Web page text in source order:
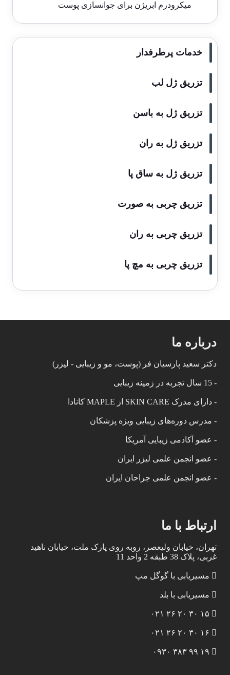
میکرودرم ابریژن برای جوانسازی پوست
خدمات پرطرفدار
تزریق ژل لب
تزریق ژل به باسن
تزریق ژل به ران
تزریق ژل به ساق پا
تزریق چربی به صورت
تزریق چربی به ران
تزریق چربی به مچ پا
درباره ما
دکتر سعید پارسیان فر (پوست، مو و زیبایی - لیزر)
- 15 سال تجربه در زمینه زیبایی
- دارای مدرک SKIN CARE از MAPLE کانادا
- مدرس دوره‌های زیبایی ویژه پزشکان
- عضو آکادمی زیبایی آمریکا
- عضو انجمن علمی لیزر ایران
- عضو انجمن علمی جراحان ایران
ارتباط با ما
تهران، خیابان ولیعصر، روبه روی پارک ملت، خیابان ناهید
غربی، پلاک 38 طبقه 2 واحد 11
مسیریابی با گوگل مپ
مسیریابی با بلد